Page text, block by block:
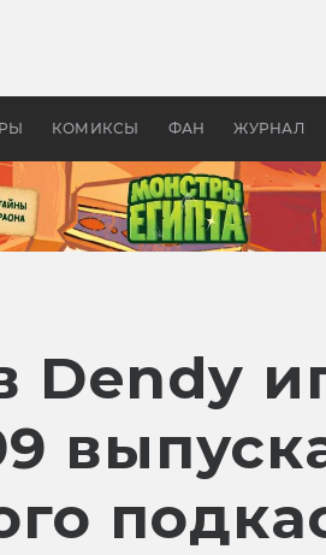
КОМИКСЫ ФАН ЖУРНАЛ
России —
бы
Dendy